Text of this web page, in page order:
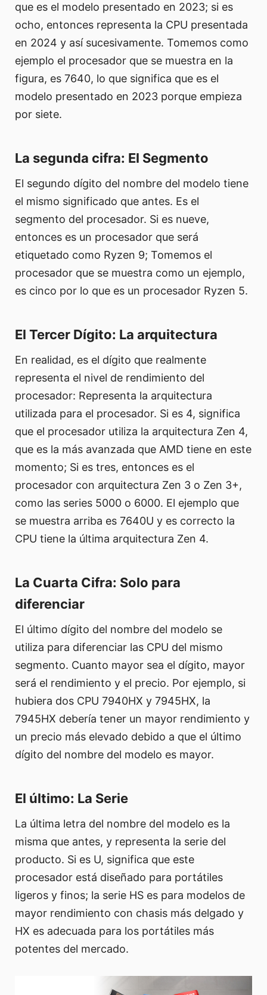
que es el modelo presentado en 2023; si es
ocho, entonces representa la CPU presentada
en 2024 y así sucesivamente. Tomemos como
ejemplo el procesador que se muestra en la
figura, es 7640, lo que significa que es el
modelo presentado en 2023 porque empieza
por siete.
La segunda cifra: El Segmento
El segundo dígito del nombre del modelo tiene
el mismo significado que antes. Es el
segmento del procesador. Si es nueve,
entonces es un procesador que será
etiquetado como Ryzen 9; Tomemos el
procesador que se muestra como un ejemplo,
es cinco por lo que es un procesador Ryzen 5.
El Tercer Dígito: La arquitectura
En realidad, es el dígito que realmente
representa el nivel de rendimiento del
procesador: Representa la arquitectura
utilizada para el procesador. Si es 4, significa
que el procesador utiliza la arquitectura Zen 4,
que es la más avanzada que AMD tiene en este
momento; Si es tres, entonces es el
procesador con arquitectura Zen 3 o Zen 3+,
como las series 5000 o 6000. El ejemplo que
se muestra arriba es 7640U y es correcto la
CPU tiene la última arquitectura Zen 4.
La Cuarta Cifra: Solo para
diferenciar
El último dígito del nombre del modelo se
utiliza para diferenciar las CPU del mismo
segmento. Cuanto mayor sea el dígito, mayor
será el rendimiento y el precio. Por ejemplo, si
hubiera dos CPU 7940HX y 7945HX, la
7945HX debería tener un mayor rendimiento y
un precio más elevado debido a que el último
dígito del nombre del modelo es mayor.
El último: La Serie
La última letra del nombre del modelo es la
misma que antes, y representa la serie del
producto. Si es U, significa que este
procesador está diseñado para portátiles
ligeros y finos; la serie HS es para modelos de
mayor rendimiento con chasis más delgado y
HX es adecuada para los portátiles más
potentes del mercado.